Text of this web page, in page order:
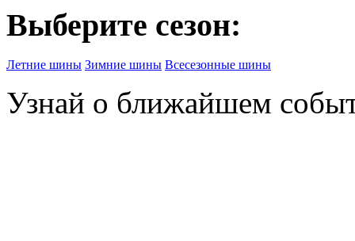
Выберите сезон:
Летние шины Зимние шины Всесезонные шины
Узнай о ближайшем